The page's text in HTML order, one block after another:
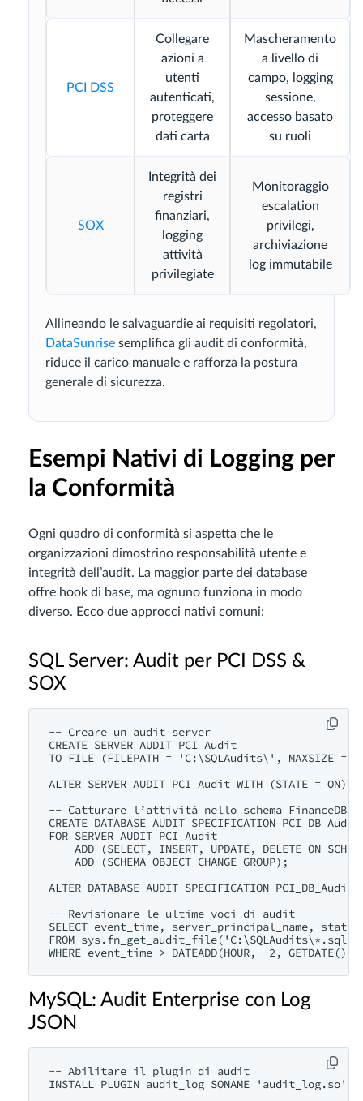
PCI DSS
Collegare
azioni a
utenti
autenticati,
proteggere
dati carta
Mascheramento
a livello di
campo, logging
sessione,
accesso basato
su ruoli
SOX
Integrità dei
registri
finanziari,
logging
attività
privilegiate
Monitoraggio
escalation
privilegi,
archiviazione
log immutabile
Allineando le salvaguardie ai requisiti regolatori,
DataSunrise semplifica gli audit di conformità,
riduce il carico manuale e rafforza la postura
generale di sicurezza.
Esempi Nativi di Logging per
la Conformità
Ogni quadro di conformità si aspetta che le
organizzazioni dimostrino responsabilità utente e
integrità dell’audit. La maggior parte dei database
offre hook di base, ma ognuno funziona in modo
diverso. Ecco due approcci nativi comuni:
SQL Server: Audit per PCI DSS &
SOX
-- Creare un audit server
CREATE SERVER AUDIT PCI_Audit
TO FILE (FILEPATH = 'C:\SQLAudits\', MAXSIZE = 1
ALTER SERVER AUDIT PCI_Audit WITH (STATE = ON);
-- Catturare l’attività nello schema FinanceDB
CREATE DATABASE AUDIT SPECIFICATION PCI_DB_Audit
FOR SERVER AUDIT PCI_Audit
ADD (SELECT, INSERT, UPDATE, DELETE ON
    ADD (SCHEMA_OBJECT_CHANGE_GROUP);
ALTER DATABASE AUDIT SPECIFICATION
-- Revisionare le ultime voci di audit
SELECT event_time, server_principal_name,
FROM
MySQL: Audit Enterprise con Log
JSON
-- Abilitare il plugin di audit
INSTALL PLUGIN audit_log SONAME 'audit_log.so';